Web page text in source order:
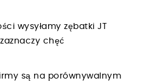
wysyłamy zębatki JT
chęć
są na porównywalnym